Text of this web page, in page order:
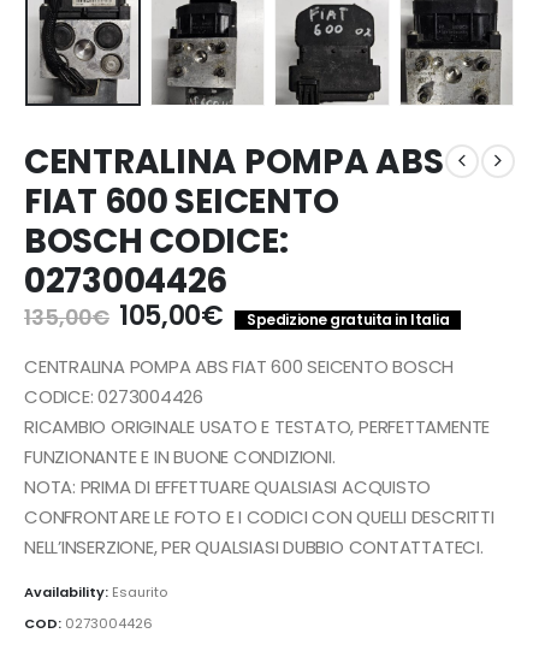
CENTRALINA POMPA ABS
FIAT 600 SEICENTO
BOSCH CODICE:
0273004426
135,00€ Il
prezzo
originale
era:
135,00€.
105,00€Il
prezzo
attuale
105,00€.
Spedizione gratuita in Italia
CENTRALINA POMPA ABS FIAT 600 SEICENTO BOSCH
CODICE: 0273004426
RICAMBIO ORIGINALE USATO E TESTATO, PERFETTAMENTE
FUNZIONANTE E IN BUONE CONDIZIONI.
NOTA: PRIMA DI EFFETTUARE QUALSIASI ACQUISTO
CONFRONTARE LE FOTO E I CODICI CON QUELLI DESCRITTI
NELL’INSERZIONE, PER QUALSIASI DUBBIO CONTATTATECI.
Availability: Esaurito
COD: 0273004426